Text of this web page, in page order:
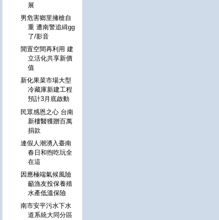
展
男危害鄉里擁槍自
重 遭南警追緝gg
了/影音
閒置空間再利用 建
立活化共享新價
值
新化果菜市場大型
冷藏庫新建工程
預計3月底啟動
民眾感恩之心 台南
新樓醫獲贈百萬
捐款
連假人潮湧入臺南
春日和煦吃玩全
在這
因應極端氣候風險
籲漁友投保養殖
水產低溫保險
南市安平污水下水
道系統大同分區